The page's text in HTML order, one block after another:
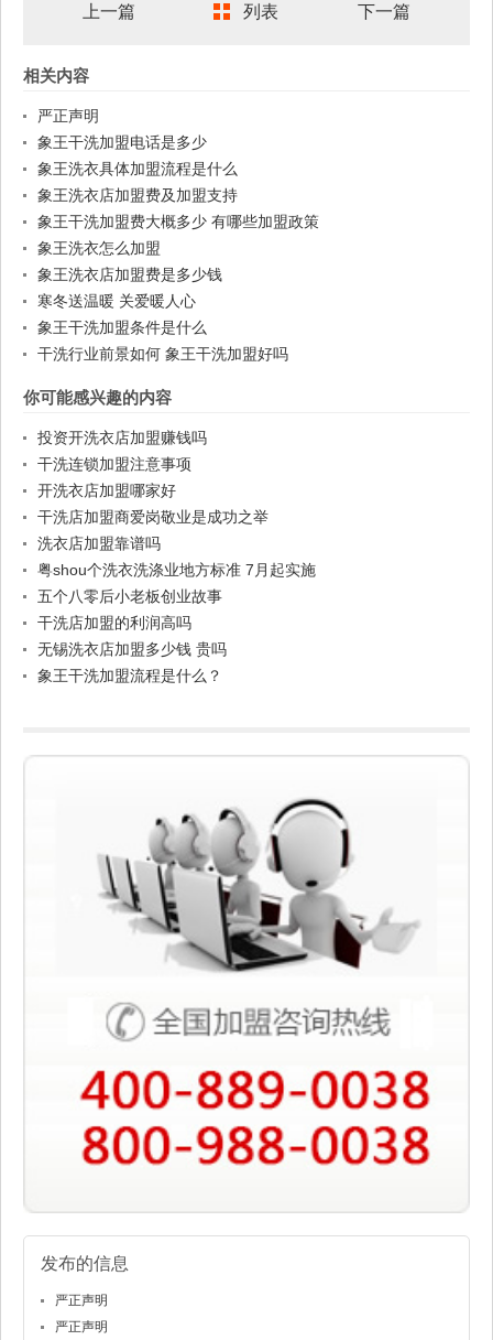
上一篇 列表 下一篇
相关内容
严正声明
象王干洗加盟电话是多少
象王洗衣具体加盟流程是什么
象王洗衣店加盟费及加盟支持
象王干洗加盟费大概多少 有哪些加盟政策
象王洗衣怎么加盟
象王洗衣店加盟费是多少钱
寒冬送温暖 关爱暖人心
象王干洗加盟条件是什么
干洗行业前景如何 象王干洗加盟好吗
你可能感兴趣的内容
投资开洗衣店加盟赚钱吗
干洗连锁加盟注意事项
开洗衣店加盟哪家好
干洗店加盟商爱岗敬业是成功之举
洗衣店加盟靠谱吗
粤shou个洗衣洗涤业地方标准 7月起实施
五个八零后小老板创业故事
干洗店加盟的利润高吗
无锡洗衣店加盟多少钱 贵吗
象王干洗加盟流程是什么？
发布的信息
严正声明
严正声明